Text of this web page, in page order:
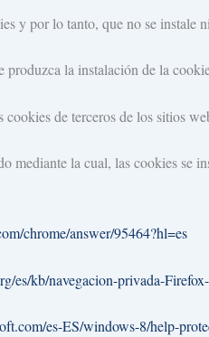
y por lo tanto, que no se
produzca la instalación de la
cookies de terceros de los sitios
mediante la cual, las cookies se
chrome/answer/95464?hl=es
es/kb/navegacion-privada-
es-ES/windows-8/help-